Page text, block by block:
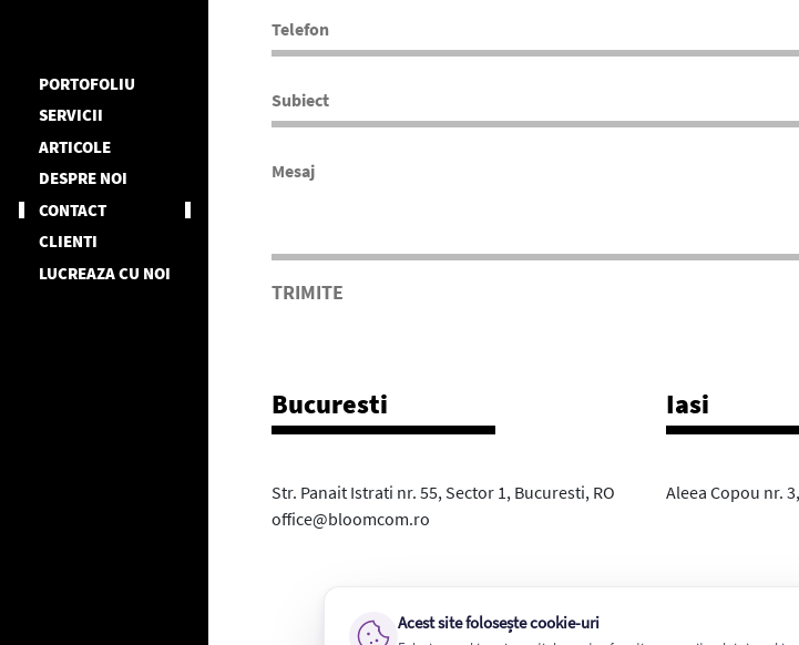
PORTOFOLIU
SERVICII
ARTICOLE
DESPRE NOI
CONTACT
CLIENTI
LUCREAZA CU NOI
TRIMITE
Bucuresti
Str. Panait Istrati nr. 55, Sector 1, Bucuresti, RO
office@bloomcom.ro
Iasi
Aleea Copou nr.
Acest site folosește cookie-uri